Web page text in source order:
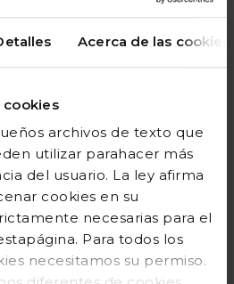
Acerca de las cookies
cookies
archivos de texto que
utilizar parahacer más
del usuario. La ley afirma
cookies en su
necesarias para el
Para todos los
necesitamos su permiso.